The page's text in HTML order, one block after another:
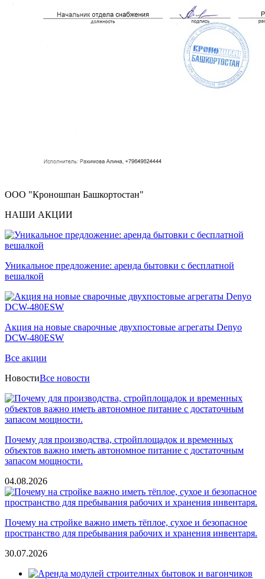
ООО "Кроношпан Башкортостан"
НАШИ АКЦИИ
Уникальное предложение: аренда бытовки с бесплатной
вешалкой
Акция на новые сварочные двухпостовые агрегаты Denyo
DCW-480ESW
Все акции
НовостиВсе новости
Почему для производства, стройплощадок и временных
объектов важно иметь автономное питание с достаточным
запасом мощности.
04.08.2026
Почему на стройке важно иметь тёплое, сухое и безопасное
пространство для пребывания рабочих и хранения инвентаря.
30.07.2026